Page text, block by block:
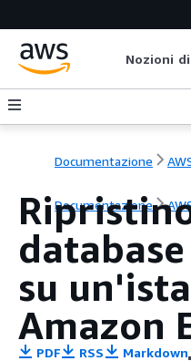
Nozioni di
Documentazione
Documentazione
database
su
Amazon
PDF RSS Markdown